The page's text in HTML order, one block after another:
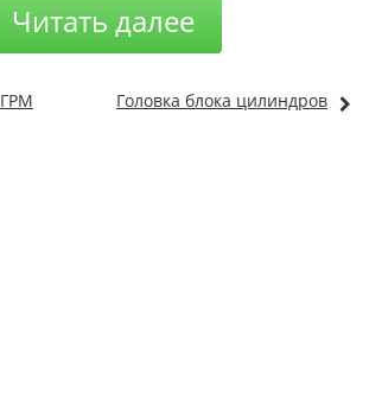
Читать далее
Головка блока цилиндров